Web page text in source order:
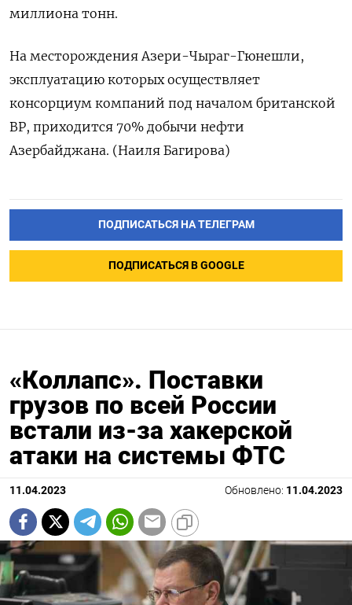
миллиона тонн.
На месторождения Азери-Чыраг-Гюнешли,
эксплуатацию которых осуществляет
консорциум компаний под началом британской
ВР, приходится 70% добычи нефти
Азербайджана. (Наиля Багирова)
ПОДПИСАТЬСЯ НА ТЕЛЕГРАМ
ПОДПИСАТЬСЯ В GOOGLE
«Коллапс». Поставки
грузов по всей России
встали из-за хакерской
атаки на системы ФТС
11.04.2023 Обновлено: 11.04.2023